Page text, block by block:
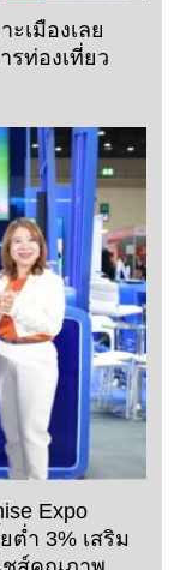
เมืองเลย
รท่องเที่ยว
Expo
ำ 3% เสริม